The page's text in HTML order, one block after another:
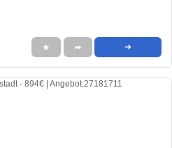
★ ➦ ➜